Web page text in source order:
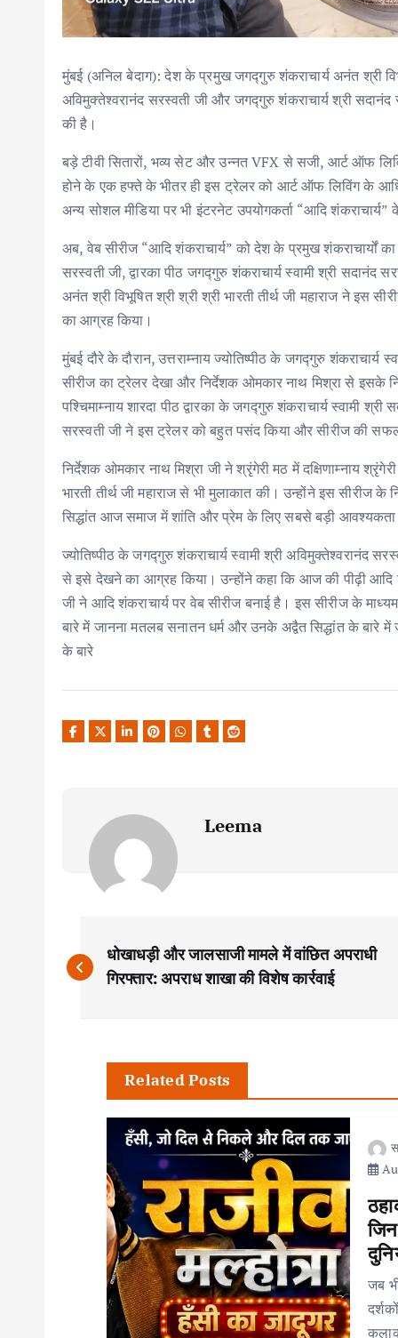
मुंबई (अनिल बेदाग): देश के प्रमुख जगद्गुरु शंकराचार्य अनंत श्री
अविमुक्तेश्वरानंद सरस्वती जी और जगद्गुरु शंकराचार्य श्री
की है।
बड़े टीवी सितारों, भव्य सेट और उन्नत VFX से सजी, आर्ट ऑफ
होने के एक हफ्ते के भीतर ही इस ट्रेलर को आर्ट ऑफ लिविंग के
अन्य सोशल मीडिया पर भी इंटरनेट उपयोगकर्ता “आदि
अब, वेब सीरीज “आदि शंकराचार्य” को देश के प्रमुख शंकराचार्यों का
सरस्वती जी, द्वारका पीठ जगद्गुरु शंकराचार्य स्वामी श्री सदानंद
अनंत श्री विभूषित श्री श्री श्री भारती तीर्थ जी महाराज ने इस
का आग्रह किया।
मुंबई दौरे के दौरान, उत्तराम्नाय ज्योतिष्पीठ के जगद्गुरु शंकराचार्य
सीरीज का ट्रेलर देखा और निर्देशक ओमकार नाथ मिश्रा से इसके
पश्चिमाम्नाय शारदा पीठ द्वारका के जगद्गुरु शंकराचार्य स्वामी
सरस्वती जी ने इस ट्रेलर को बहुत पसंद किया और सीरीज की
निर्देशक ओमकार नाथ मिश्रा जी ने श्रृंगेरी मठ में दक्षिणाम्नाय
भारती तीर्थ जी महाराज से भी मुलाकात की। उन्होंने इस सीरीज
सिद्धांत आज समाज में शांति और प्रेम के लिए सबसे बड़ी आवश्यकता
ज्योतिष्पीठ के जगद्गुरु शंकराचार्य स्वामी श्री अविमुक्तेश्वरानंद
से इसे देखने का आग्रह किया। उन्होंने कहा कि आज की पीढ़ी
जी ने आदि शंकराचार्य पर वेब सीरीज बनाई है। इस सीरीज के
बारे में जानना मतलब सनातन धर्म और उनके अद्वैत सिद्धांत के बारे
के बारे
Leema
P
o
धोखाधड़ी और जालसाजी मामले में वांछित अपराधी
गिरफ्तार: अपराध शाखा की विशेष कार्रवाई
Related Posts
जब